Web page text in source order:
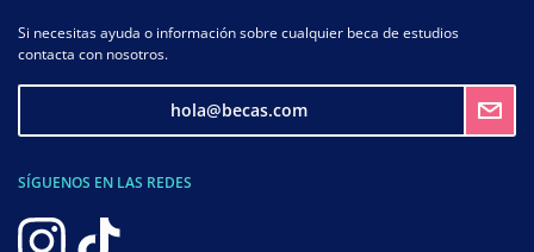
Si necesitas ayuda o información sobre cualquier beca de estudios
contacta con nosotros.
hola@becas.com
SÍGUENOS EN LAS REDES